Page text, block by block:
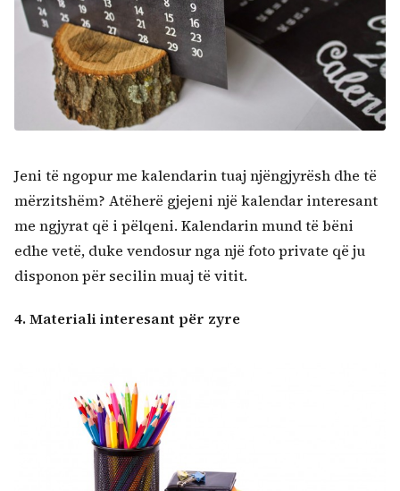
Jeni të ngopur me kalendarin tuaj njëngjyrësh dhe të
mërzitshëm? Atëherë gjejeni një kalendar interesant
me ngjyrat që i pëlqeni. Kalendarin mund të bëni
edhe vetë, duke vendosur nga një foto private që ju
disponon për secilin muaj të vitit.
4. Materiali interesant për zyre